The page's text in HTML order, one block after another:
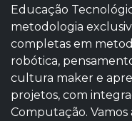
Educação
metodologia
completas em
robótica,
cultura maker e
projetos, com
Computação. Vamos